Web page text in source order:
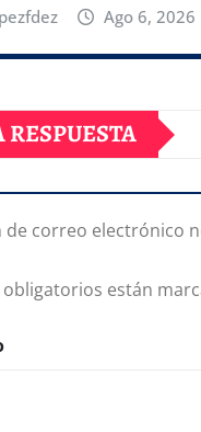
Ago 6, 2026
RESPUESTA
de correo electrónico
obligatorios están